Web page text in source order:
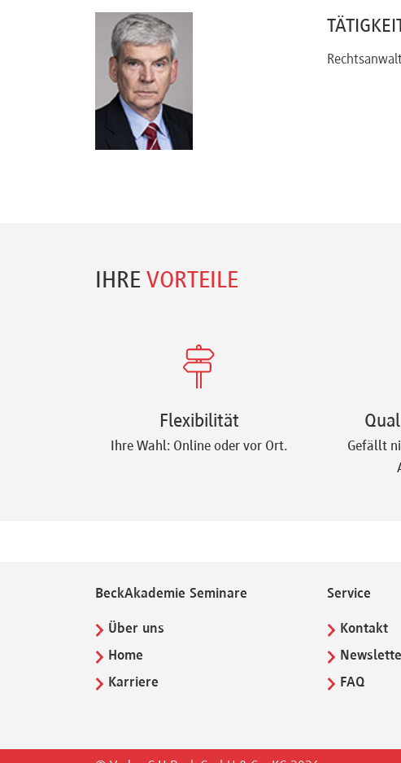
IHRE VORTEILE
Flexibilität
Ihre Wahl: Online oder vor Ort.
Gefällt
BeckAkademie Seminare
Über uns
Home
Karriere
Service
Kontakt
FAQ